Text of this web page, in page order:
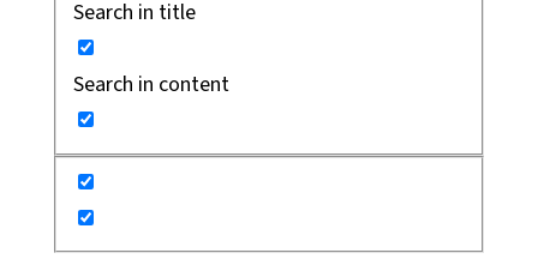
Search in title
Search in content